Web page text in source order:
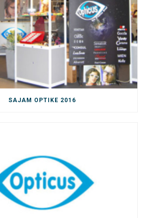
SAJAM OPTIKE 2016